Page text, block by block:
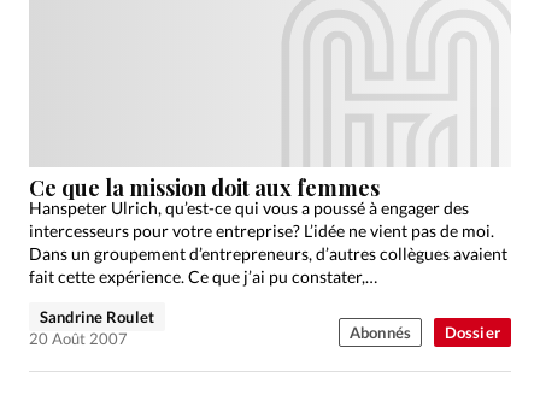
Dossier
Ce que la mission doit aux femmes
Hanspeter Ulrich, qu’est-ce qui vous a poussé à engager des
intercesseurs pour votre entreprise? L’idée ne vient pas de moi.
Dans un groupement d’entrepreneurs, d’autres collègues avaient
fait cette expérience. Ce que j’ai pu constater,…
Sandrine Roulet
20 Août 2007
Abonnés